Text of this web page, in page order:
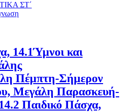
ΣΤ΄
14.1Ύμνοι και
Πέμπτη-Σήμερον
Μεγάλη Παρασκευή-
Παιδικό Πάσχα,